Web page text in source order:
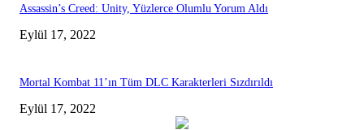
Assassin’s Creed: Unity, Yüzlerce Olumlu Yorum Aldı
Eylül 17, 2022
Mortal Kombat 11’ın Tüm DLC Karakterleri Sızdırıldı
Eylül 17, 2022